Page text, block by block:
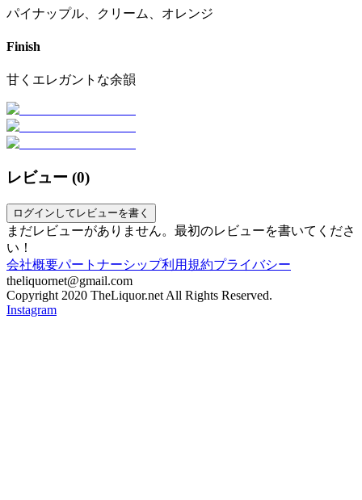
パイナップル、クリーム、オレンジ
Finish
甘くエレガントな余韻
レビュー (0)
ログインしてレビューを書く
まだレビューがありません。最初のレビューを書いてくださ
い！
会社概要パートナーシップ利用規約プライバシー
theliquornet@gmail.com
Copyright 2020 TheLiquor.net All Rights Reserved.
Instagram